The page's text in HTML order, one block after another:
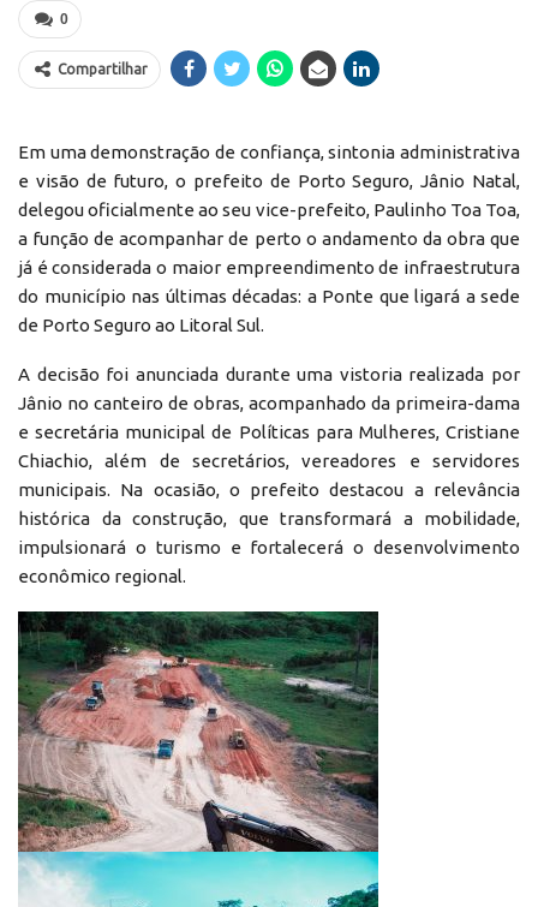
0
Compartilhar
Em uma demonstração de confiança, sintonia administrativa
e visão de futuro, o prefeito de Porto Seguro, Jânio Natal,
delegou oficialmente ao seu vice-prefeito, Paulinho Toa Toa,
a função de acompanhar de perto o andamento da obra que
já é considerada o maior empreendimento de infraestrutura
do município nas últimas décadas: a Ponte que ligará a sede
de Porto Seguro ao Litoral Sul.
A decisão foi anunciada durante uma vistoria realizada por
Jânio no canteiro de obras, acompanhado da primeira-dama
e secretária municipal de Políticas para Mulheres, Cristiane
Chiachio, além de secretários, vereadores e servidores
municipais. Na ocasião, o prefeito destacou a relevância
histórica da construção, que transformará a mobilidade,
impulsionará o turismo e fortalecerá o desenvolvimento
econômico regional.